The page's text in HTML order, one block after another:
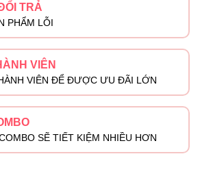
TRẢ
PHẨM LỖI
VIÊN
VIÊN ĐỂ ĐƯỢC ƯU ĐÃI LỚN
SẼ TIẾT KIỆM NHIỀU HƠN